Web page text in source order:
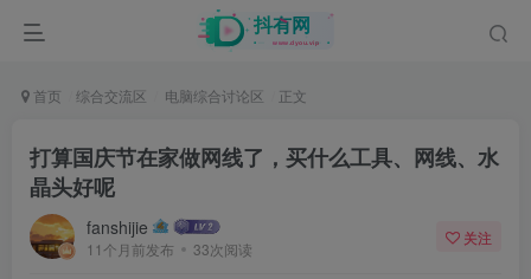
首页 综合交流区 电脑综合讨论区 正文
打算国庆节在家做网线了，买什么工具、网线、水
晶头好呢
fanshijie
11个月前发布 33次阅读
关注